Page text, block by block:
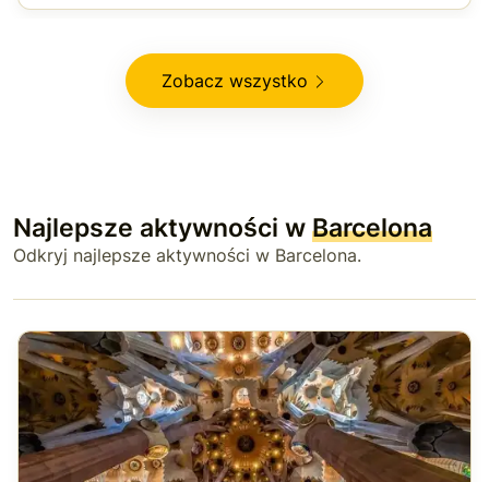
Zobacz wszystko
Najlepsze aktywności w Barcelona
Odkryj najlepsze aktywności w Barcelona.